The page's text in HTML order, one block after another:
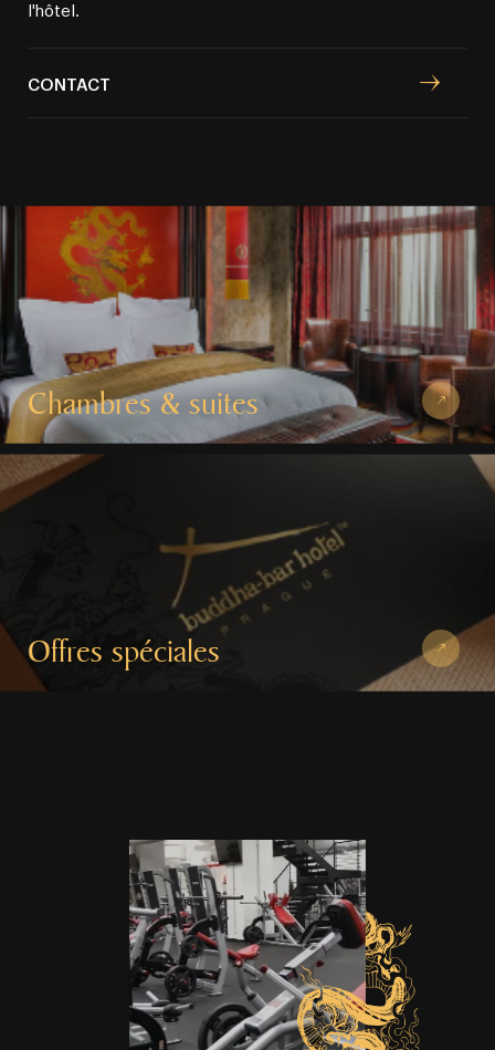
l'hôtel.
CONTACT
Chambres & suites
Offres spéciales